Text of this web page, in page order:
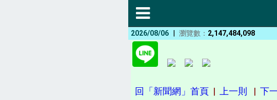
2026/08/06 | 瀏覽數： 2,147,484,098
回「新聞網」首頁 | 上一則 | 下